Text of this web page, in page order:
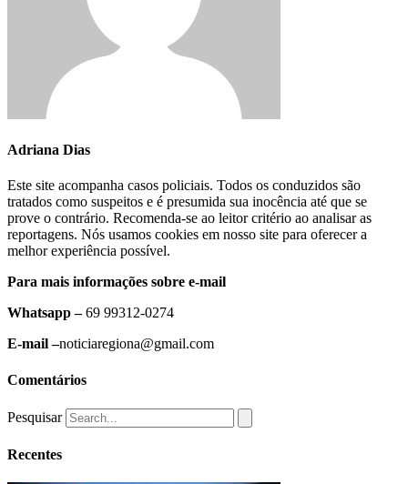
Adriana Dias
Este site acompanha casos policiais. Todos os conduzidos são
tratados como suspeitos e é presumida sua inocência até que se
prove o contrário. Recomenda-se ao leitor critério ao analisar as
reportagens. Nós usamos cookies em nosso site para oferecer a
melhor experiência possível.
Para mais informações sobre e-mail
Whatsapp –69 99312-0274
E-mail –noticiaregiona@gmail.com
Comentários
Pesquisar
Recentes